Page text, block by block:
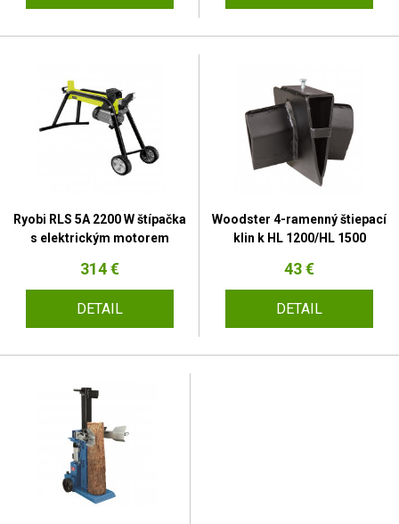
Ryobi RLS 5A 2200 W štípačka
s elektrickým motorem
314 €
DETAIL
Woodster 4-ramenný štiepací
klin k HL 1200/HL 1500
43 €
DETAIL